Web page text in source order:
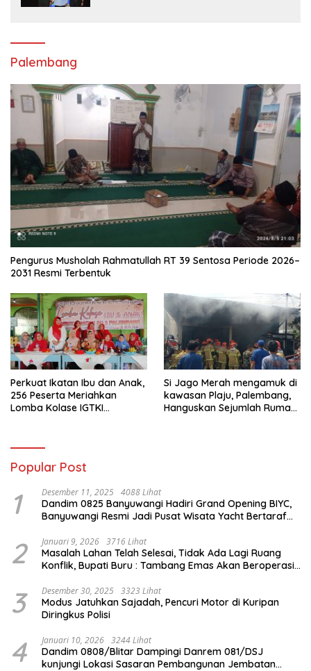
Palembang
Pengurus Musholah Rahmatullah RT 39 Sentosa Periode 2026–
2031 Resmi Terbentuk
Perkuat Ikatan Ibu dan Anak,
256 Peserta Meriahkan
Lomba Kolase IGTKI
Si Jago Merah mengamuk di
kawasan Plaju, Palembang,
Hanguskan Sejumlah Rumah
Popular Post
1 Desember 11, 2025 4088 Lihat
Dandim 0825 Banyuwangi Hadiri Grand Opening BIYC,
Banyuwangi Resmi Jadi Pusat Wisata Yacht Bertaraf
2 Januari 9, 2026 3716 Lihat
Masalah Lahan Telah Selesai, Tidak Ada Lagi Ruang
Konflik, Bupati Buru : Tambang Emas Akan Beroperasi
3 Desember 30, 2025 3323 Lihat
Modus Jatuhkan Sajadah, Pencuri Motor di Kuripan
Diringkus Polisi
4 Januari 10, 2026 3244 Lihat
Dandim 0808/Blitar Dampingi Danrem 081/DSJ
kunjungi Lokasi Sasaran Pembangunan Jembatan